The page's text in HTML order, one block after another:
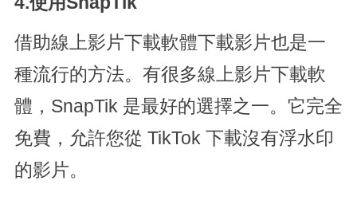
借助線上影片下載軟體下載影片也是一
種流行的方法。有很多線上影片下載軟
體，SnapTik 是最好的選擇之一。它完全
免費，允許您從 TikTok 下載沒有浮水印
的影片。